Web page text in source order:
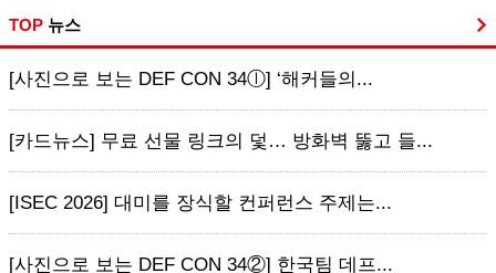
TOP 뉴스
[사진으로 보는 DEF CON 34ⓛ] ‘해커들의...
[카드뉴스] 무료 선물 링크의 덫… 방화벽 뚫고 들...
[ISEC 2026] 대미를 장식할 컨퍼런스 주제는...
[사진으로 보는 DEF CON 34②] 한국팀 데프...